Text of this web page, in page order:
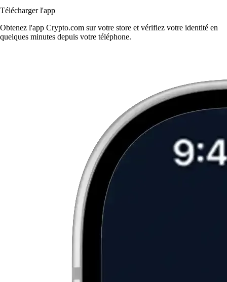
Télécharger l'app
Obtenez l'app Crypto.com sur votre store et vérifiez votre identité en
quelques minutes depuis votre téléphone.